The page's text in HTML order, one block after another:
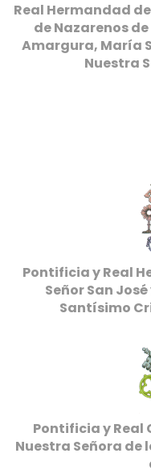
Real Hermandad
de Nazarenos
Amargura, María
Nuestra
Pontificia y Real
Señor San
Santísimo
Pontificia y Real
Nuestra Señora de